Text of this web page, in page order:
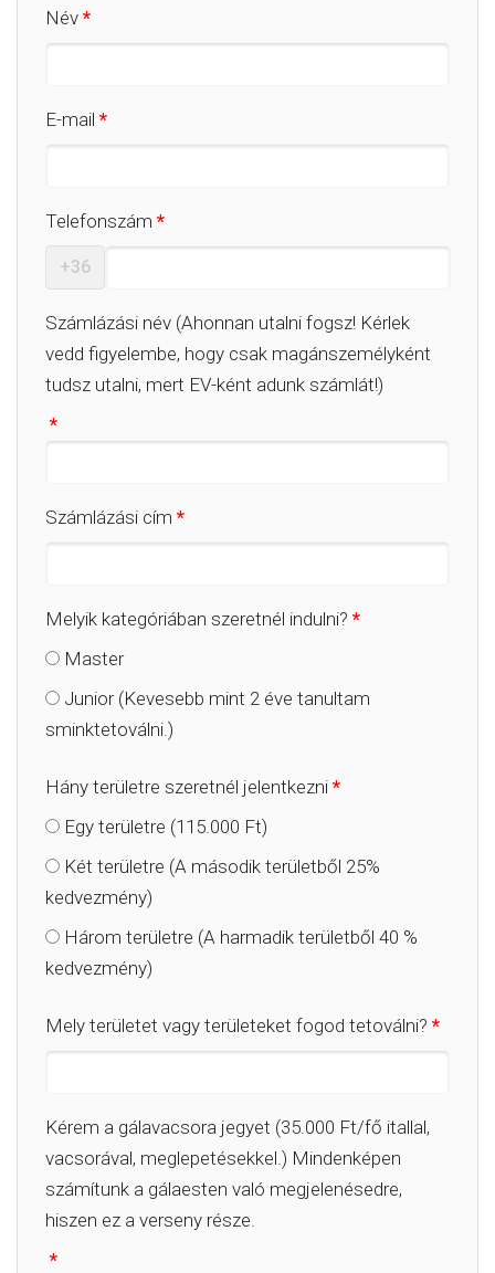
Név *
E-mail *
Telefonszám *
+36
Számlázási név (Ahonnan utalni fogsz! Kérlek
vedd figyelembe, hogy csak magánszemélyként
tudsz utalni, mert EV-ként adunk számlát!)
*
Számlázási cím *
Melyik kategóriában szeretnél indulni? *
Master
Junior (Kevesebb mint 2 éve tanultam
sminktetoválni.)
Hány területre szeretnél jelentkezni *
Egy területre (115.000 Ft)
Két területre (A második területből 25%
kedvezmény)
Három területre (A harmadik területből 40 %
kedvezmény)
Mely területet vagy területeket fogod tetoválni? *
Kérem a gálavacsora jegyet (35.000 Ft/fő itallal,
vacsorával, meglepetésekkel.) Mindenképen
számítunk a gálaesten való megjelenésedre,
hiszen ez a verseny része.
*